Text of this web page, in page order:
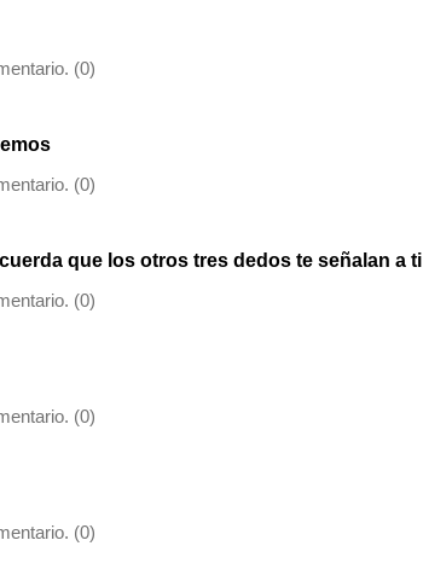
(0)
(0)
que los otros tres dedos te señalan a ti
(0)
(0)
(0)